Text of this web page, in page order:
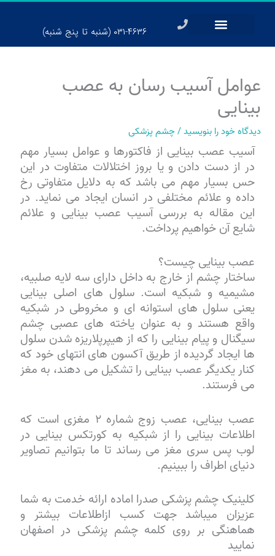
پرش
۰۳۱-۴۶۳۶ (شنبه تا پنج شنبه)
عوامل آسیب رسان به عصب
بینایی
دیدگاه‌ خود را بنویسید/چشم پزشکی
آسیب عصب بینایی از فاکتورها و عوامل بسیار مهم
در از دست دادن و یا بروز اختلالات متفاوت در این
حس بسیار مهم می باشد که به دلایل متفاوتی رخ
داده و علائم مختلفی در انسان ایجاد می نماید. در
این مقاله به بررسی آسیب عصب بینایی و علائم
شایع آن خواهیم پرداخت.
عصب بینایی چیست؟
ساختار چشم از خارج به داخل دارای سه لایه صلبیه،
مشیمیه و شبکیه است. سلول های اصلی بینایی
یعنی سلول های استوانه ای و مخروطی در شبکیه
واقع هستند و به عنوان یاخته های عصبی چشم
سیگنال و پیام بینایی را که از هیپرپلاریزه شدن سلول
ها ایجاد گردیده از طریق آکسون های انتهای خود که
کنار یکدیگر عصب بینایی را تشکیل می دهند، به مغز
می فرستند.
عصب بینایی، عصب زوج شماره ۲ مغزی است که
اطلاعات بینایی را از شبکیه به کورتکس بینایی در
لوب پس سری مغز می رساند تا ما بتوانیم تصاویر
دنیای اطراف را ببینیم.
کلینیک چشم پزشکی صدرا اماده ارائه خدمت به شما
عزیزان میباشد جهت کسب ازاطلاعات بیشتر و
هماهنگی بر روی کلمه چشم پزشکی در اصفهان
نمایید